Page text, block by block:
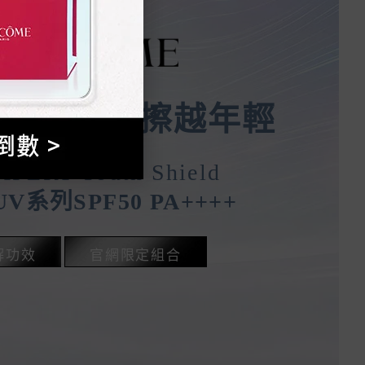
防護 越擦越年輕
Youth Shield
系列SPF50 PA++++
功效 官網限定組合